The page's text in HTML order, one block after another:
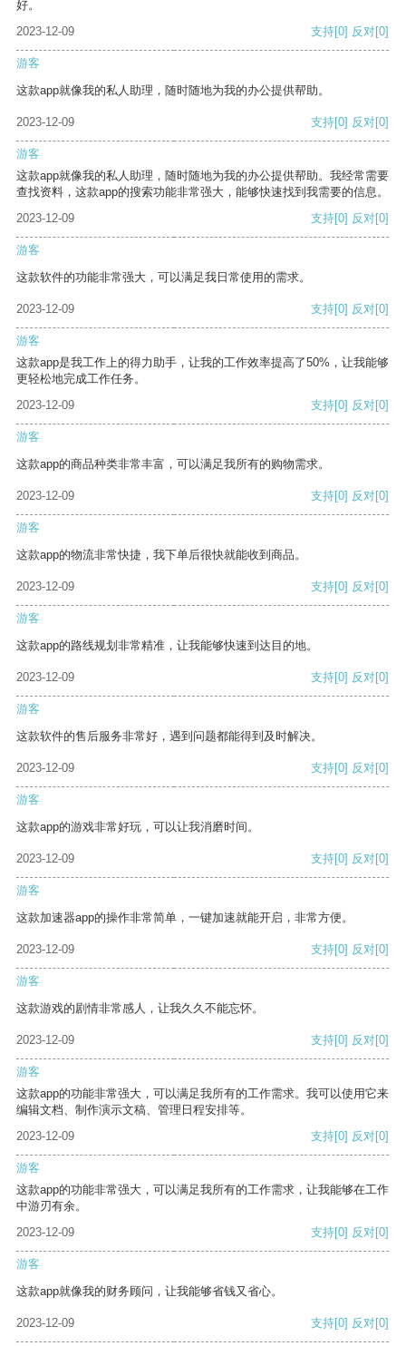
好。
2023-12-09
支持[0] 反对[0]
游客
这款app就像我的私人助理，随时随地为我的办公提供帮助。
2023-12-09 支持[0] 反对[0]
游客
这款app就像我的私人助理，随时随地为我的办公提供帮助。我经常需要
查找资料，这款app的搜索功能非常强大，能够快速找到我需要的信息。
2023-12-09
支持[0] 反对[0]
游客
这款软件的功能非常强大，可以满足我日常使用的需求。
2023-12-09 支持[0] 反对[0]
游客
这款app是我工作上的得力助手，让我的工作效率提高了50%，让我能够
更轻松地完成工作任务。
2023-12-09
支持[0] 反对[0]
游客
这款app的商品种类非常丰富，可以满足我所有的购物需求。
2023-12-09 支持[0] 反对[0]
游客
这款app的物流非常快捷，我下单后很快就能收到商品。
2023-12-09 支持[0] 反对[0]
游客
这款app的路线规划非常精准，让我能够快速到达目的地。
2023-12-09 支持[0] 反对[0]
游客
这款软件的售后服务非常好，遇到问题都能得到及时解决。
2023-12-09 支持[0] 反对[0]
游客
这款app的游戏非常好玩，可以让我消磨时间。
2023-12-09 支持[0] 反对[0]
游客
这款加速器app的操作非常简单，一键加速就能开启，非常方便。
2023-12-09 支持[0] 反对[0]
游客
这款游戏的剧情非常感人，让我久久不能忘怀。
2023-12-09 支持[0] 反对[0]
游客
这款app的功能非常强大，可以满足我所有的工作需求。我可以使用它来
编辑文档、制作演示文稿、管理日程安排等。
2023-12-09
支持[0] 反对[0]
游客
这款app的功能非常强大，可以满足我所有的工作需求，让我能够在工作
中游刃有余。
2023-12-09
支持[0] 反对[0]
游客
这款app就像我的财务顾问，让我能够省钱又省心。
2023-12-09 支持[0] 反对[0]